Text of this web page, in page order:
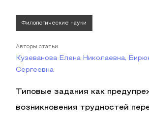
Филологические науки
Авторы статьи
Кузеванова Елена Николаевна,
Сергеевна
Типовые задания как
возникновения трудностей